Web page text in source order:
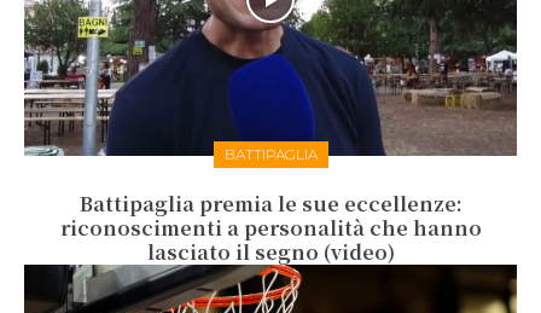
BATTIPAGLIA
Battipaglia premia le sue eccellenze:
riconoscimenti a personalità che hanno
lasciato il segno (video)